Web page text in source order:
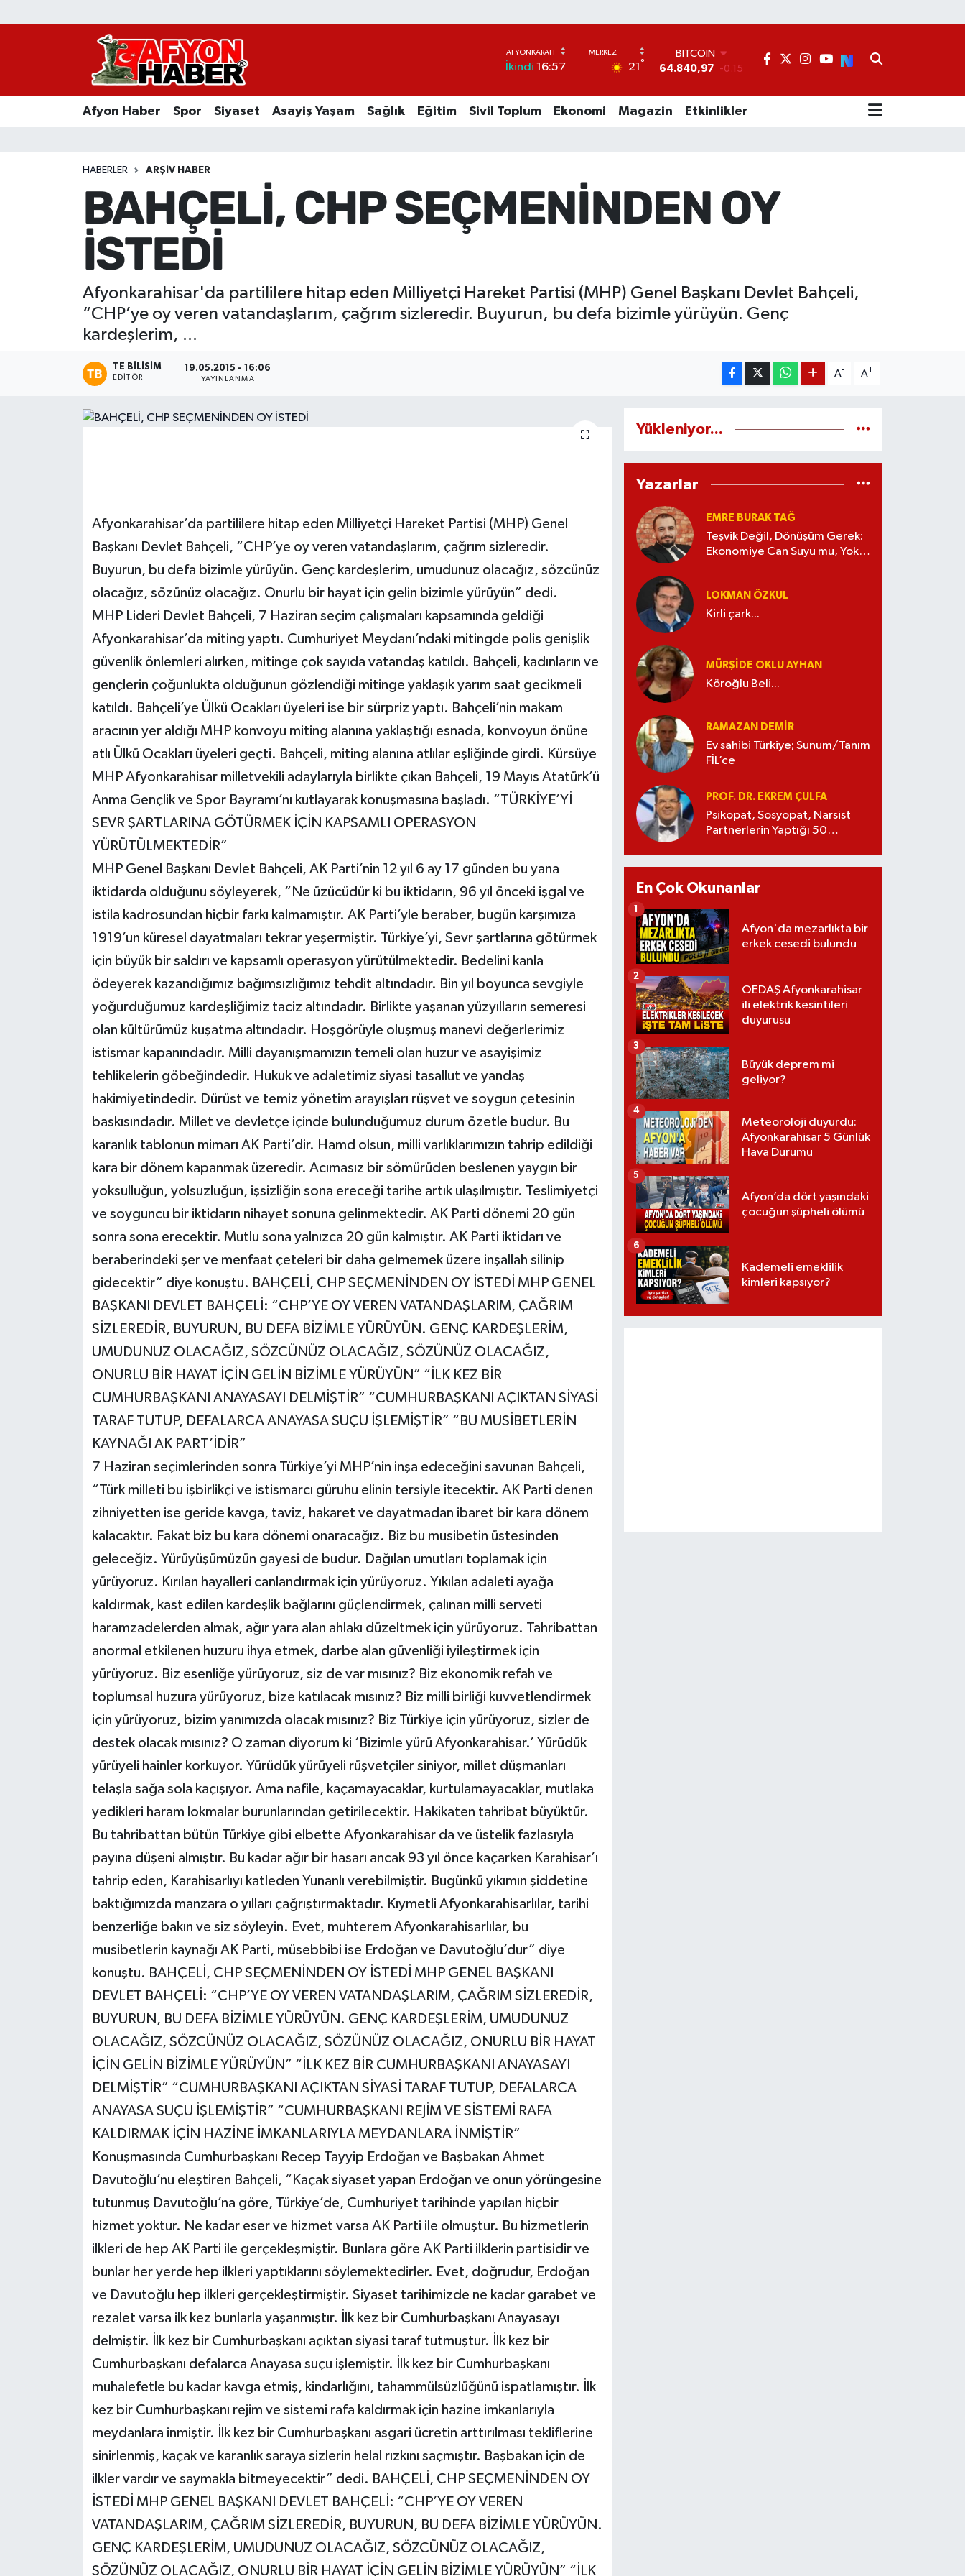
İkindi 16:57 21 °
BITCOIN
DOLAR
47,7436
0.18
STERLİN
13.779
-14
Afyon Haber Spor Siyaset Asayiş Yaşam Sağlık Eğitim Sivil Toplum Ekonomi Magazin Etkinlikler
HABERLER ARŞIV HABER
BAHÇELİ, CHP SEÇMENİNDEN OY
İSTEDİ
Afyonkarahisar'da partililere hitap eden Milliyetçi Hareket Partisi (MHP) Genel Başkanı Devlet Bahçeli,
“CHP’ye oy veren vatandaşlarım, çağrım sizleredir. Buyurun, bu defa bizimle yürüyün. Genç
kardeşlerim, ...
TE BILISIM
EDITÖR
19.05.2015 - 16:06
YAYINLANMA
A- A+
Afyonkarahisar’da partililere hitap eden Milliyetçi Hareket Partisi (MHP) Genel
Başkanı Devlet Bahçeli, “CHP’ye oy veren vatandaşlarım, çağrım sizleredir.
Buyurun, bu defa bizimle yürüyün. Genç kardeşlerim, umudunuz olacağız, sözcünüz
olacağız, sözünüz olacağız. Onurlu bir hayat için gelin bizimle yürüyün” dedi.
MHP Lideri Devlet Bahçeli, 7 Haziran seçim çalışmaları kapsamında geldiği
Afyonkarahisar’da miting yaptı. Cumhuriyet Meydanı’ndaki mitingde polis genişlik
güvenlik önlemleri alırken, mitinge çok sayıda vatandaş katıldı. Bahçeli, kadınların ve
gençlerin çoğunlukta olduğunun gözlendiği mitinge yaklaşık yarım saat gecikmeli
katıldı. Bahçeli’ye Ülkü Ocakları üyeleri ise bir sürpriz yaptı. Bahçeli’nin makam
aracının yer aldığı MHP konvoyu miting alanına yaklaştığı esnada, konvoyun önüne
atlı Ülkü Ocakları üyeleri geçti. Bahçeli, miting alanına atlılar eşliğinde girdi. Kürsüye
MHP Afyonkarahisar milletvekili adaylarıyla birlikte çıkan Bahçeli, 19 Mayıs Atatürk’ü
Anma Gençlik ve Spor Bayramı’nı kutlayarak konuşmasına başladı. “TÜRKİYE’Yİ
SEVR ŞARTLARINA GÖTÜRMEK İÇİN KAPSAMLI OPERASYON
YÜRÜTÜLMEKTEDİR”
MHP Genel Başkanı Devlet Bahçeli, AK Parti’nin 12 yıl 6 ay 17 günden bu yana
iktidarda olduğunu söyleyerek, “Ne üzücüdür ki bu iktidarın, 96 yıl önceki işgal ve
istila kadrosundan hiçbir farkı kalmamıştır. AK Parti’yle beraber, bugün karşımıza
1919’un küresel dayatmaları tekrar yeşermiştir. Türkiye’yi, Sevr şartlarına götürmek
için büyük bir saldırı ve kapsamlı operasyon yürütülmektedir. Bedelini kanla
ödeyerek kazandığımız bağımsızlığımız tehdit altındadır. Bin yıl boyunca sevgiyle
yoğurduğumuz kardeşliğimiz taciz altındadır. Birlikte yaşanan yüzyılların semeresi
olan kültürümüz kuşatma altındadır. Hoşgörüyle oluşmuş manevi değerlerimiz
istismar kapanındadır. Milli dayanışmamızın temeli olan huzur ve asayişimiz
tehlikelerin göbeğindedir. Hukuk ve adaletimiz siyasi tasallut ve yandaş
hakimiyetindedir. Dürüst ve temiz yönetim arayışları rüşvet ve soygun çetesinin
baskısındadır. Millet ve devletçe içinde bulunduğumuz durum özetle budur. Bu
karanlık tablonun mimarı AK Parti’dir. Hamd olsun, milli varlıklarımızın tahrip edildiği
kara bir dönem kapanmak üzeredir. Acımasız bir sömürüden beslenen yaygın bir
yoksulluğun, yolsuzluğun, işsizliğin sona ereceği tarihe artık ulaşılmıştır. Teslimiyetçi
ve soyguncu bir iktidarın nihayet sonuna gelinmektedir. AK Parti dönemi 20 gün
sonra sona erecektir. Mutlu sona yalnızca 20 gün kalmıştır. AK Parti iktidarı ve
beraberindeki şer ve menfaat çeteleri bir daha gelmemek üzere inşallah silinip
gidecektir” diye konuştu. BAHÇELİ, CHP SEÇMENİNDEN OY İSTEDİ MHP GENEL
BAŞKANI DEVLET BAHÇELİ: “CHP’YE OY VEREN VATANDAŞLARIM, ÇAĞRIM
SİZLEREDİR, BUYURUN, BU DEFA BİZİMLE YÜRÜYÜN. GENÇ KARDEŞLERİM,
UMUDUNUZ OLACAĞIZ, SÖZCÜNÜZ OLACAĞIZ, SÖZÜNÜZ OLACAĞIZ,
ONURLU BİR HAYAT İÇİN GELİN BİZİMLE YÜRÜYÜN” “İLK KEZ BİR
CUMHURBAŞKANI ANAYASAYI DELMİŞTİR” “CUMHURBAŞKANI AÇIKTAN SİYASİ
TARAF TUTUP, DEFALARCA ANAYASA SUÇU İŞLEMİŞTİR” “BU MUSİBETLERİN
KAYNAĞI AK PART’İDİR”
7 Haziran seçimlerinden sonra Türkiye’yi MHP’nin inşa edeceğini savunan Bahçeli,
“Türk milleti bu işbirlikçi ve istismarcı güruhu elinin tersiyle itecektir. AK Parti denen
zihniyetten ise geride kavga, taviz, hakaret ve dayatmadan ibaret bir kara dönem
kalacaktır. Fakat biz bu kara dönemi onaracağız. Biz bu musibetin üstesinden
geleceğiz. Yürüyüşümüzün gayesi de budur. Dağılan umutları toplamak için
yürüyoruz. Kırılan hayalleri canlandırmak için yürüyoruz. Yıkılan adaleti ayağa
kaldırmak, kast edilen kardeşlik bağlarını güçlendirmek, çalınan milli serveti
haramzadelerden almak, ağır yara alan ahlakı düzeltmek için yürüyoruz. Tahribattan
anormal etkilenen huzuru ihya etmek, darbe alan güvenliği iyileştirmek için
yürüyoruz. Biz esenliğe yürüyoruz, siz de var mısınız? Biz ekonomik refah ve
toplumsal huzura yürüyoruz, bize katılacak mısınız? Biz milli birliği kuvvetlendirmek
için yürüyoruz, bizim yanımızda olacak mısınız? Biz Türkiye için yürüyoruz, sizler de
destek olacak mısınız? O zaman diyorum ki ‘Bizimle yürü Afyonkarahisar.’ Yürüdük
yürüyeli hainler korkuyor. Yürüdük yürüyeli rüşvetçiler siniyor, millet düşmanları
telaşla sağa sola kaçışıyor. Ama nafile, kaçamayacaklar, kurtulamayacaklar, mutlaka
yedikleri haram lokmalar burunlarından getirilecektir. Hakikaten tahribat büyüktür.
Bu tahribattan bütün Türkiye gibi elbette Afyonkarahisar da ve üstelik fazlasıyla
payına düşeni almıştır. Bu kadar ağır bir hasarı ancak 93 yıl önce kaçarken Karahisar’ı
tahrip eden, Karahisarlıyı katleden Yunanlı verebilmiştir. Bugünkü yıkımın şiddetine
baktığımızda manzara o yılları çağrıştırmaktadır. Kıymetli Afyonkarahisarlılar, tarihi
benzerliğe bakın ve siz söyleyin. Evet, muhterem Afyonkarahisarlılar, bu
musibetlerin kaynağı AK Parti, müsebbibi ise Erdoğan ve Davutoğlu’dur” diye
konuştu. BAHÇELİ, CHP SEÇMENİNDEN OY İSTEDİ MHP GENEL BAŞKANI
DEVLET BAHÇELİ: “CHP’YE OY VEREN VATANDAŞLARIM, ÇAĞRIM SİZLEREDİR,
BUYURUN, BU DEFA BİZİMLE YÜRÜYÜN. GENÇ KARDEŞLERİM, UMUDUNUZ
OLACAĞIZ, SÖZCÜNÜZ OLACAĞIZ, SÖZÜNÜZ OLACAĞIZ, ONURLU BİR HAYAT
İÇİN GELİN BİZİMLE YÜRÜYÜN” “İLK KEZ BİR CUMHURBAŞKANI ANAYASAYI
DELMİŞTİR” “CUMHURBAŞKANI AÇIKTAN SİYASİ TARAF TUTUP, DEFALARCA
ANAYASA SUÇU İŞLEMİŞTİR” “CUMHURBAŞKANI REJİM VE SİSTEMİ RAFA
KALDIRMAK İÇİN HAZİNE İMKANLARIYLA MEYDANLARA İNMİŞTİR”
Konuşmasında Cumhurbaşkanı Recep Tayyip Erdoğan ve Başbakan Ahmet
Davutoğlu’nu eleştiren Bahçeli, “Kaçak siyaset yapan Erdoğan ve onun yörüngesine
tutunmuş Davutoğlu’na göre, Türkiye’de, Cumhuriyet tarihinde yapılan hiçbir
hizmet yoktur. Ne kadar eser ve hizmet varsa AK Parti ile olmuştur. Bu hizmetlerin
ilkleri de hep AK Parti ile gerçekleşmiştir. Bunlara göre AK Parti ilklerin partisidir ve
bunlar her yerde hep ilkleri yaptıklarını söylemektedirler. Evet, doğrudur, Erdoğan
ve Davutoğlu hep ilkleri gerçekleştirmiştir. Siyaset tarihimizde ne kadar garabet ve
rezalet varsa ilk kez bunlarla yaşanmıştır. İlk kez bir Cumhurbaşkanı Anayasayı
delmiştir. İlk kez bir Cumhurbaşkanı açıktan siyasi taraf tutmuştur. İlk kez bir
Cumhurbaşkanı defalarca Anayasa suçu işlemiştir. İlk kez bir Cumhurbaşkanı
muhalefetle bu kadar kavga etmiş, kindarlığını, tahammülsüzlüğünü ispatlamıştır. İlk
kez bir Cumhurbaşkanı rejim ve sistemi rafa kaldırmak için hazine imkanlarıyla
meydanlara inmiştir. İlk kez bir Cumhurbaşkanı asgari ücretin arttırılması tekliflerine
sinirlenmiş, kaçak ve karanlık saraya sizlerin helal rızkını saçmıştır. Başbakan için de
ilkler vardır ve saymakla bitmeyecektir” dedi. BAHÇELİ, CHP SEÇMENİNDEN OY
İSTEDİ MHP GENEL BAŞKANI DEVLET BAHÇELİ: “CHP’YE OY VEREN
VATANDAŞLARIM, ÇAĞRIM SİZLEREDİR, BUYURUN, BU DEFA BİZİMLE YÜRÜYÜN.
GENÇ KARDEŞLERİM, UMUDUNUZ OLACAĞIZ, SÖZCÜNÜZ OLACAĞIZ,
SÖZÜNÜZ OLACAĞIZ, ONURLU BİR HAYAT İÇİN GELİN BİZİMLE YÜRÜYÜN” “İLK
Yükleniyor...
Yazarlar
EMRE BURAK TAĞ
Teşvik Değil, Dönüşüm Gerek:
Ekonomiye Can Suyu mu, Yoksa
LOKMAN ÖZKUL
Kirli çark...
MÜRŞIDE OKLU AYHAN
Köroğlu Beli...
RAMAZAN DEMİR
Ev sahibi Türkiye; Sunum/Tanım
FİL’ce
PROF. DR. EKREM ÇULFA
Psikopat, Sosyopat, Narsist
Partnerlerin Yaptığı 50
En Çok Okunanlar
Afyon'da mezarlıkta bir
erkek cesedi bulundu
1
OEDAŞ Afyonkarahisar
ili elektrik kesintileri
duyurusu
2
Büyük deprem mi
geliyor?
3
Meteoroloji duyurdu:
Afyonkarahisar 5 Günlük
Hava Durumu
4
Afyon’da dört yaşındaki
çocuğun şüpheli ölümü
5
Kademeli emeklilik
kimleri kapsıyor?
6
Afyon Haber
Asayiş Yaşam
Sivil Toplum
Ekonomi
Etkinlikler